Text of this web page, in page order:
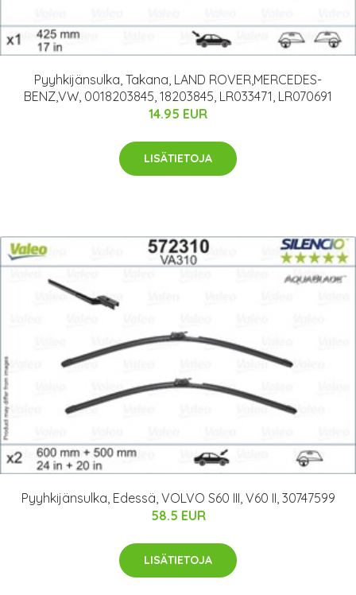
Pyyhkijänsulka, Takana, LAND ROVER,MERCEDES-
BENZ,VW, 0018203845, 18203845, LR033471, LR070691
14.95 EUR
LISÄTIETOJA
Pyyhkijänsulka, Edessä, VOLVO S60 III, V60 II, 30747599
58.5 EUR
LISÄTIETOJA